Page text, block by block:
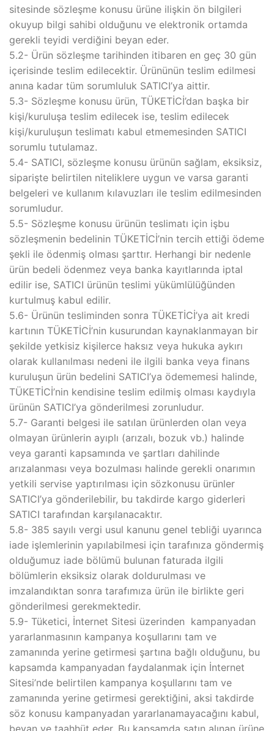
sitesinde sözleşme konusu ürüne ilişkin ön bilgileri
okuyup bilgi sahibi olduğunu ve elektronik ortamda
gerekli teyidi verdiğini beyan eder.
5.2- Ürün sözleşme tarihinden itibaren en geç 30 gün
içerisinde teslim edilecektir. Ürününün teslim edilmesi
anına kadar tüm sorumluluk SATICI’ya aittir.
5.3- Sözleşme konusu ürün, TÜKETİCİ’dan başka bir
kişi/kuruluşa teslim edilecek ise, teslim edilecek
kişi/kuruluşun teslimatı kabul etmemesinden SATICI
sorumlu tutulamaz.
5.4- SATICI, sözleşme konusu ürünün sağlam, eksiksiz,
siparişte belirtilen niteliklere uygun ve varsa garanti
belgeleri ve kullanım kılavuzları ile teslim edilmesinden
sorumludur.
5.5- Sözleşme konusu ürünün teslimatı için işbu
sözleşmenin bedelinin TÜKETİCİ’nin tercih ettiği ödeme
şekli ile ödenmiş olması şarttır. Herhangi bir nedenle
ürün bedeli ödenmez veya banka kayıtlarında iptal
edilir ise, SATICI ürünün teslimi yükümlülüğünden
kurtulmuş kabul edilir.
5.6- Ürünün tesliminden sonra TÜKETİCİ’ya ait kredi
kartının TÜKETİCİ’nin kusurundan kaynaklanmayan bir
şekilde yetkisiz kişilerce haksız veya hukuka aykırı
olarak kullanılması nedeni ile ilgili banka veya finans
kuruluşun ürün bedelini SATICI’ya ödememesi halinde,
TÜKETİCİ’nin kendisine teslim edilmiş olması kaydıyla
ürünün SATICI’ya gönderilmesi zorunludur.
5.7- Garanti belgesi ile satılan ürünlerden olan veya
olmayan ürünlerin ayıplı (arızalı, bozuk vb.) halinde
veya garanti kapsamında ve şartları dahilinde
arızalanması veya bozulması halinde gerekli onarımın
yetkili servise yaptırılması için sözkonusu ürünler
SATICI’ya gönderilebilir, bu takdirde kargo giderleri
SATICI tarafından karşılanacaktır.
5.8- 385 sayılı vergi usul kanunu genel tebliği uyarınca
iade işlemlerinin yapılabilmesi için tarafınıza göndermiş
olduğumuz iade bölümü bulunan faturada ilgili
bölümlerin eksiksiz olarak doldurulması ve
imzalandıktan sonra tarafımıza ürün ile birlikte geri
gönderilmesi gerekmektedir.
5.9- Tüketici, İnternet Sitesi üzerinden kampanyadan
yararlanmasının kampanya koşullarını tam ve
zamanında yerine getirmesi şartına bağlı olduğunu, bu
kapsamda kampanyadan faydalanmak için İnternet
Sitesi’nde belirtilen kampanya koşullarını tam ve
zamanında yerine getirmesi gerektiğini, aksi takdirde
söz konusu kampanyadan yararlanamayacağını kabul,
beyan ve taahhüt eder. Bu kapsamda satın alınan ürüne